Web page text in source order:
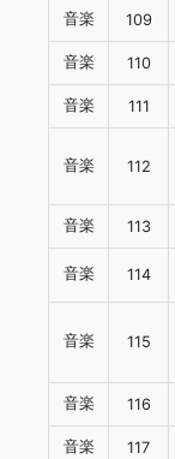
音楽 109
音楽 110
音楽 111
音楽 112
音楽 113
音楽 114
音楽 115
音楽 116
音楽 117